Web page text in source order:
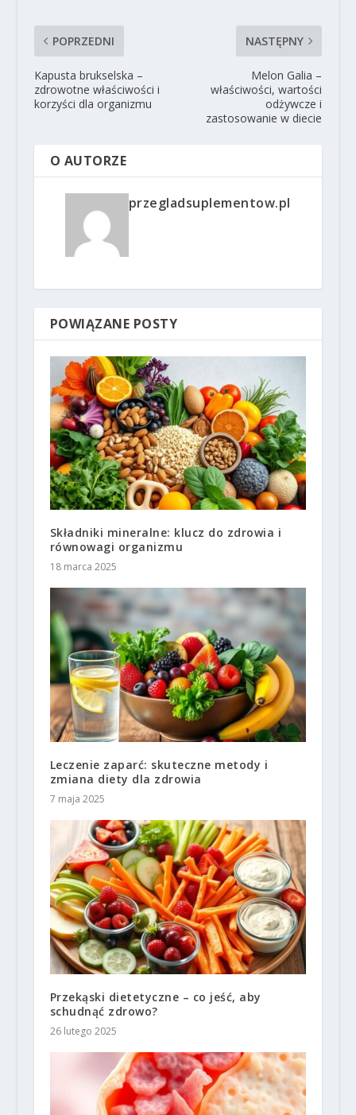
POPRZEDNI
Kapusta brukselska –
zdrowotne właściwości i
korzyści dla organizmu
NASTĘPNY
Melon Galia –
właściwości, wartości
odżywcze i
zastosowanie w diecie
O AUTORZE
przegladsuplementow.pl
POWIĄZANE POSTY
Składniki mineralne: klucz do zdrowia i
równowagi organizmu
18 marca 2025
Leczenie zaparć: skuteczne metody i
zmiana diety dla zdrowia
7 maja 2025
Przekąski dietetyczne – co jeść, aby
schudnąć zdrowo?
26 lutego 2025